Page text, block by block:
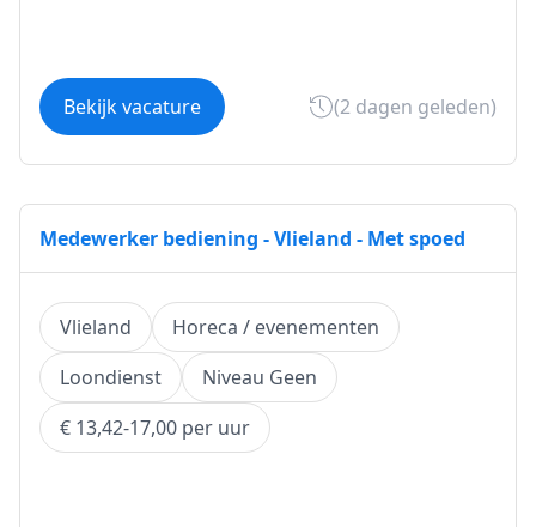
Bekijk vacature (2 dagen geleden)
Medewerker bediening - Vlieland - Met spoed
Vlieland
Horeca / evenementen
Loondienst
Niveau Geen
€ 13,42-17,00 per uur